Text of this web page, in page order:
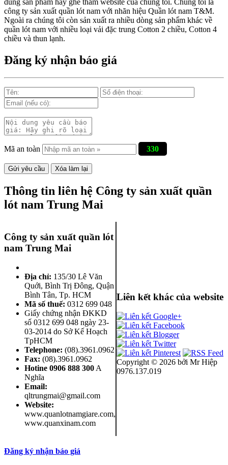
dùng sản phẩm hay ghé thăm website của chúng tôi. Chúng tôi là
công ty sản xuất quần lót nam với nhãn hiệu Quần lót nam T&M.
Ngoài ra chúng tôi còn sản xuất ra nhiều dòng sản phẩm khác về
quần lót nam với nhiều loại vải đặc trung Cotton 2 chiều, Cotton 4
chiều và thun lạnh.
Đăng ký nhận báo giá
Mã an toàn 330
Thông tin liên hệ Công ty sản xuất quần
lót nam Trung Mai
Công ty sản xuất quần lót
nam Trung Mai
Địa chỉ: 135/30 Lê Văn
Quới, Bình Trị Đông, Quận
Bình Tân, Tp. HCM
Mã số thuế: 0312 699 048
Giấy chứng nhận ĐKKD
số 0312 699 048 ngày 23-
03-2014 do Sở Kế Hoạch
TpHCM
Telephone: (08).3961.0962
Fax: (08).3961.0962
Hotine 0906 888 300A
Nghĩa
Email:
qltrungmai@gmail.com
Website:
www.quanlotnamgiare.com,
www.quanxinam.com
Liên kết khác của website
Copyright © 2026 bởi Mr Hiệp
0976.137.019
Đăng ký nhận báo giá